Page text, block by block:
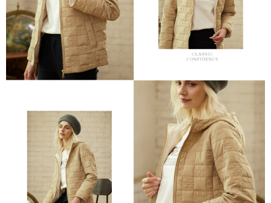
【注意事項】
１．透過由恩沛科技股份有限公司提供之「AFTEE先享後付」服務完成之交
易，需依本服務之必要範圍內提供個人資料，並將交易相關給付款項請求債
權轉讓予恩沛科技股份有限公司。
２．關於個人資料處理事宜，請瀏覽以下網址：
https://aftee.tw/terms/#terms3
３．未成年的使用者請事先徵得法定代理人或監護人之同意方可使用
「AFTEE先享後付」，若未經同意申辦者引起之損失，本公司不負相關責
４．使用「AFTEE先享後付」時，將依據個別帳號之用戶狀況，依本公司即
時審查核予不同之上限額度；若仍有額度不足之情形，本公司將視審查結果
請求用戶進行身份認證。
５．嚴禁一人註冊多個帳號或使用他人資訊註冊。若發現惡意使用之情形，
恩沛科技股份有限公司將有權停止該用戶之使用額度並採取法律行動。
每筆NT$120，滿NT$2,000(含以上)免運費